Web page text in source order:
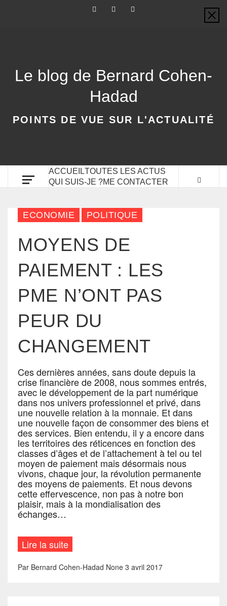
Le blog de Bernard Cohen-
Hadad
POINTS DE VUE SUR L'ACTUALITÉ
ACCUEILTOUTES LES ACTUS
QUI SUIS-JE ?ME CONTACTER
ECONOMIE POLITIQUE
MOYENS DE
PAIEMENT : LES
PME N’ONT PAS
PEUR DU
CHANGEMENT
Ces dernières années, sans doute depuis la
crise financière de 2008, nous sommes entrés,
avec le développement de la part numérique
dans nos univers professionnel et privé, dans
une nouvelle relation à la monnaie. Et dans
une nouvelle façon de consommer des biens et
des services. Bien entendu, il y a encore dans
les territoires des réticences en fonction des
classes d’âges et de l’attachement à tel ou tel
moyen de paiement mais désormais nous
vivons, chaque jour, la révolution permanente
des moyens de paiements. Et nous devons
cette effervescence, non pas à notre bon
plaisir, mais à la mondialisation des
échanges…
Lire la suite
Par Bernard Cohen-Hadad None 3 avril 2017